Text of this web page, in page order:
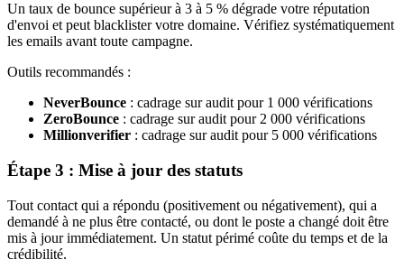
Un taux de bounce supérieur à 3 à 5 % dégrade votre réputation
d'envoi et peut blacklister votre domaine. Vérifiez systématiquement
les emails avant toute campagne.
Outils recommandés :
NeverBounce : cadrage sur audit pour 1 000 vérifications
ZeroBounce : cadrage sur audit pour 2 000 vérifications
Millionverifier : cadrage sur audit pour 5 000 vérifications
Étape 3 : Mise à jour des statuts
Tout contact qui a répondu (positivement ou négativement), qui a
demandé à ne plus être contacté, ou dont le poste a changé doit être
mis à jour immédiatement. Un statut périmé coûte du temps et de la
crédibilité.